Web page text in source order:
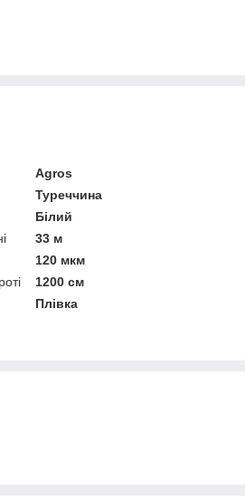
Agros
Туреччина
Білий
33 м
120 мкм
1200 см
Плівка